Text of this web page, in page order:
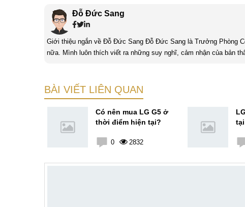
Đỗ Đức Sang
Giới thiệu ngắn về Đỗ Đức Sang Đỗ Đức Sang là Trưởng Phòng Content Marketing của MobileCity. Mình rất thích sách và cũng thích viết
nữa. Mình luôn thích viết ra những suy nghĩ, cảm nhận của bản
BÀI VIẾT LIÊN QUAN
Có nên mua LG G5 ở
thời điểm hiện tại?
0 2832